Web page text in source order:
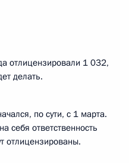
отлицензировали 1 032,
делать.
по сути, с 1 марта.
себя ответственность
отлицензированы.